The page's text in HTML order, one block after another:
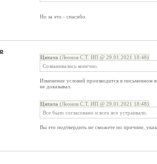
Но за это - спасибо.
Цитата (Леонов С.Т. ИП @ 29.01.2021 18:48)
Созванивались конечно.
Изменение условий производится в письменном
не доказывал.
Цитата (Леонов С.Т. ИП @ 29.01.2021 18:48)
Все было согласовано и всех все устраивало.
Вы это подтвердить не сможете по причине,